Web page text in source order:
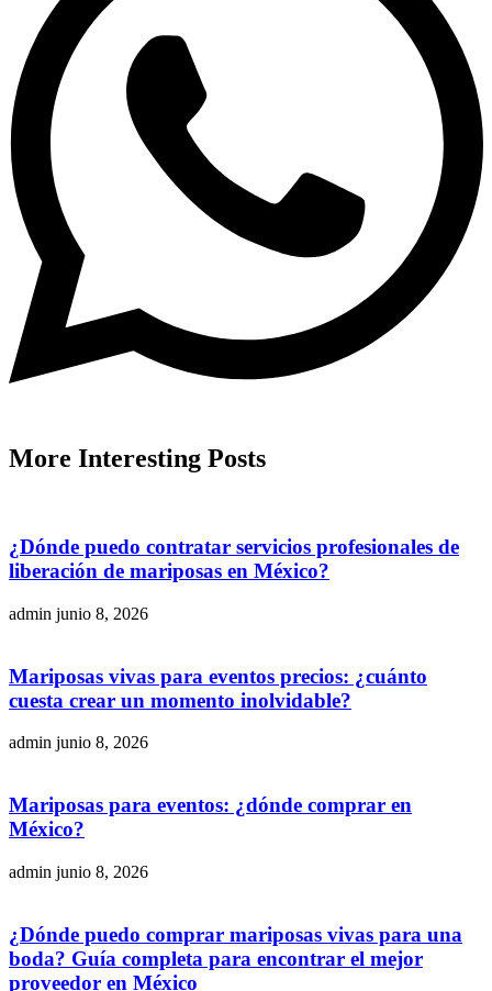
More Interesting Posts
¿Dónde puedo contratar servicios profesionales de
liberación de mariposas en México?
admin junio 8, 2026
Mariposas vivas para eventos precios: ¿cuánto
cuesta crear un momento inolvidable?
admin junio 8, 2026
Mariposas para eventos: ¿dónde comprar en
México?
admin junio 8, 2026
¿Dónde puedo comprar mariposas vivas para una
boda? Guía completa para encontrar el mejor
proveedor en México